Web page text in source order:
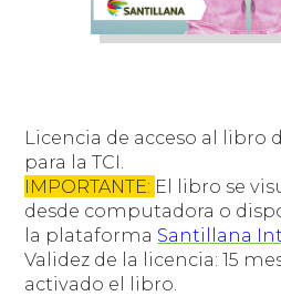
Licencia de acceso al libro
para la TCI.
IMPORTANTE: El libro se
desde computadora o
la plataforma Santillana
Validez de la licencia: 15
activado el libro.